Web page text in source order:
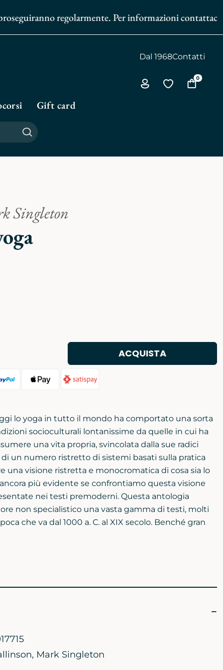
regolarmente. Per informazioni contattaci al
Dal 1968Contatti
Via
Vai
Vai
0
Gift card
Cerca
Singleton
ACQUISTA
lo yoga in tutto il mondo ha comportato una sorta
socioculturali lontanissime da quelle in cui ha
una vita propria, svincolata dalla sue radici
un numero ristretto di sistemi basati sulla pratica
una visione ristretta e monocromatica di cosa sia lo
più evidente se confrontiamo questa visione
nei testi premoderni. Questa antologia
non specialistico una vasta gamma di testi, molti
che va dal 1000 a. C. al XIX secolo. Benché gran
, Mark Singleton